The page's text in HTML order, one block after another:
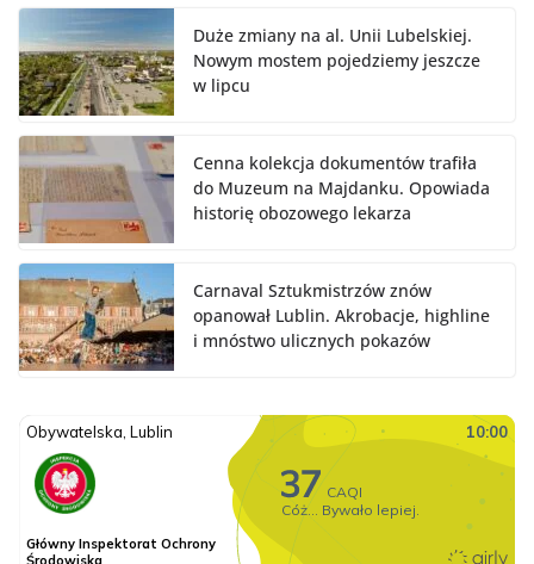
Duże zmiany na al. Unii Lubelskiej.
Nowym mostem pojedziemy jeszcze
w lipcu
Cenna kolekcja dokumentów trafiła
do Muzeum na Majdanku. Opowiada
historię obozowego lekarza
Carnaval Sztukmistrzów znów
opanował Lublin. Akrobacje, highline
i mnóstwo ulicznych pokazów